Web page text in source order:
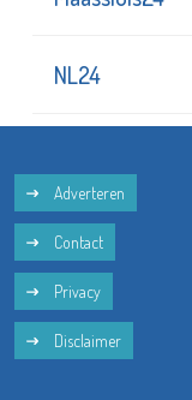
NL24
Adverteren
Contact
Privacy
Disclaimer